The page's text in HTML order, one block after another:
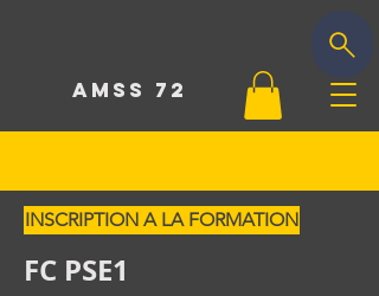
AMSS 72
INSCRIPTION A LA FORMATION
FC PSE1